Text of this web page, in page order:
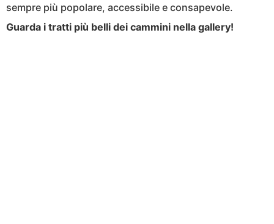
sempre più popolare, accessibile e consapevole.
Guarda i tratti più belli dei cammini nella gallery!